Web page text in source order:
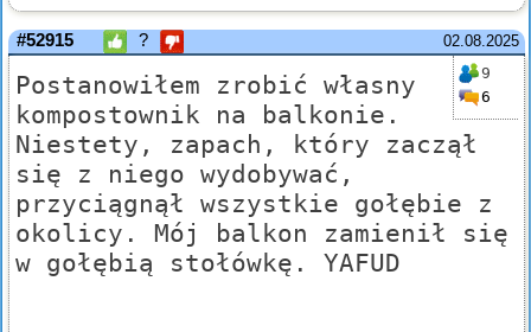
02.08.2025
#52915 ?
9
6
Postanowiłem zrobić własny
kompostownik na balkonie.
Niestety, zapach, który zaczął
się z niego wydobywać,
przyciągnął wszystkie gołębie z
okolicy. Mój balkon zamienił się
w gołębią stołówkę. YAFUD